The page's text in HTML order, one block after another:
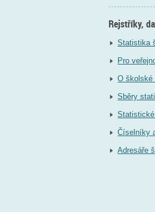
Rejstříky,
Statistika
Pro
O
Sběry
Číselníky
Adresáře